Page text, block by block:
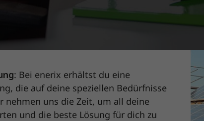
Kenntnisse in der Photovoltaik-
Technologien und innovative
: Bei enerix erhältst du eine
die auf deine speziellen Bedürfnisse
nehmen uns die Zeit, um all deine
und die beste Lösung für dich zu